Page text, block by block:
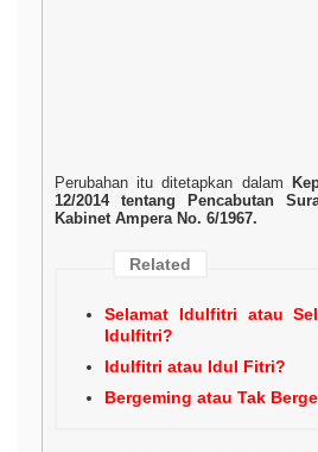
Perubahan itu ditetapkan dalam
12/2014 tentang Pencabutan
Kabinet Ampera No. 6/1967.
Related
Selamat Idulfitri atau
Idulfitri?
Idulfitri atau Idul Fitri?
Bergeming atau Tak